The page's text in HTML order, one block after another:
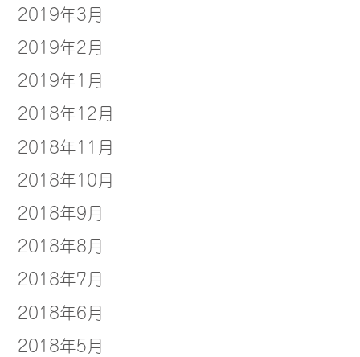
2019年3月
2019年2月
2019年1月
2018年12月
2018年11月
2018年10月
2018年9月
2018年8月
2018年7月
2018年6月
2018年5月